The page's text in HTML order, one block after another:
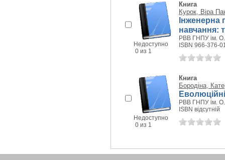
Недоступно
0 из 1
Книга
Курок, Віра
Інженерна
навчання:
РВВ ГНПУ ім. О.
ISBN 966-376-
Недоступно
0 из 1
Книга
Бородіна,
РВВ ГНПУ ім. О.
ISBN відсутній